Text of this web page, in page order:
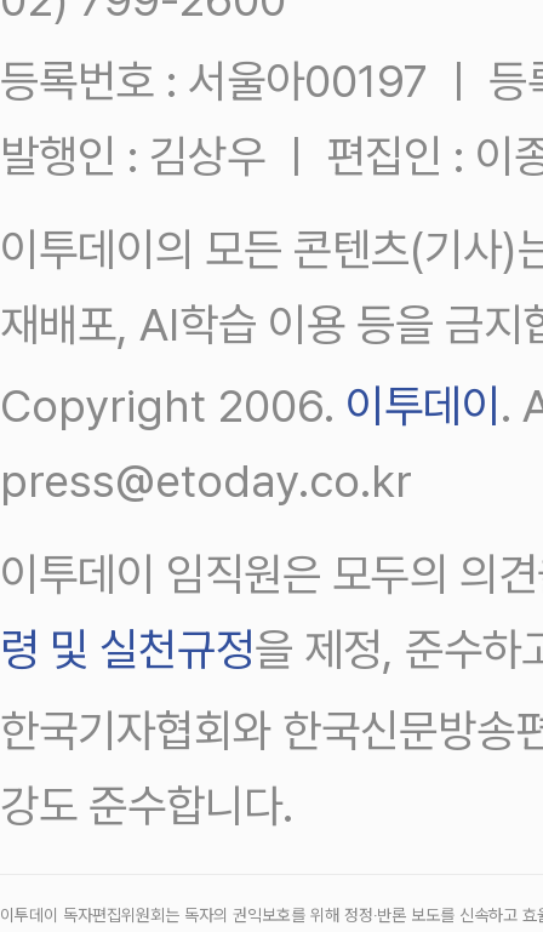
등록번호 : 서울아00197 ㅣ
발행인 : 김상우 ㅣ 편집인 : 이
이투데이의 모든 콘텐츠(기사)
재배포, AI학습 이용 등을 금지
Copyright 2006. 이투데이.
press@etoday.co.kr
이투데이 임직원은 모두의 의
령 및 실천규정을 제정, 준수하
한국기자협회와 한국신문방송
강도 준수합니다.
이투데이 독자편집위원회는 독자의 권익보호를 위해 정정‧반론 보도를 신속하고